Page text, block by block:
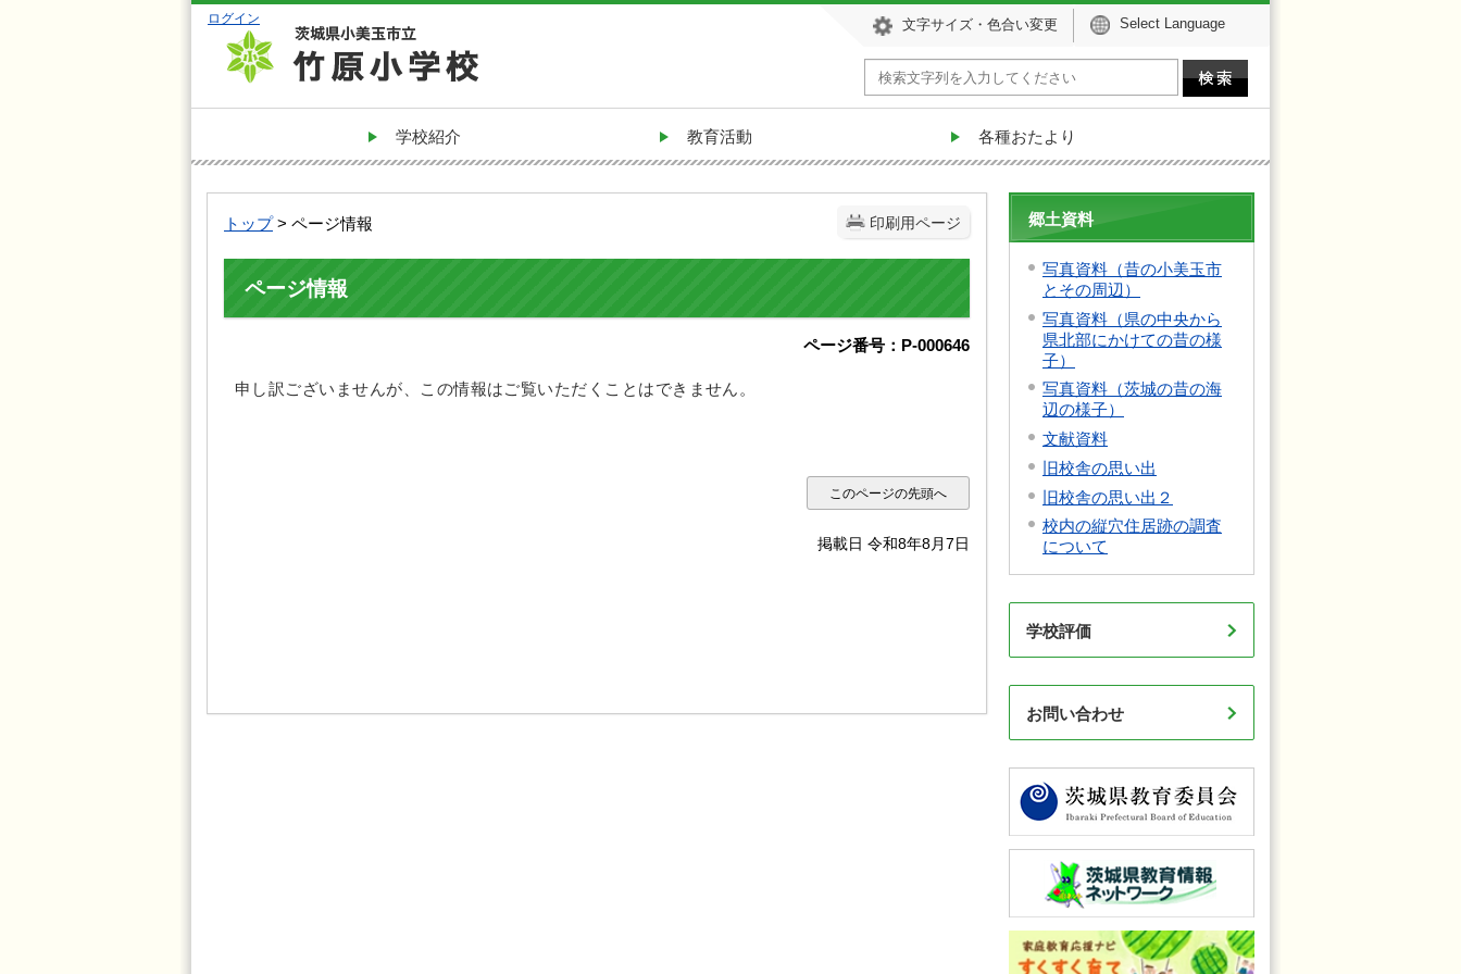
文字サイズ・色合い変更 Select Language
ログイン
学校紹介 教育活動 各種おたより
印刷用ページ
トップ> ページ情報
ページ情報
ページ番号：P-000646
申し訳ございませんが、この情報はご覧いただくことはできません。
このページの先頭へ
掲載日 令和8年8月7日
郷土資料
写真資料（昔の小美玉市
とその周辺）
写真資料（県の中央から
県北部にかけての昔の様
子）
写真資料（茨城の昔の海
辺の様子）
文献資料
旧校舎の思い出
旧校舎の思い出２
校内の縦穴住居跡の調査
について
学校評価
お問い合わせ